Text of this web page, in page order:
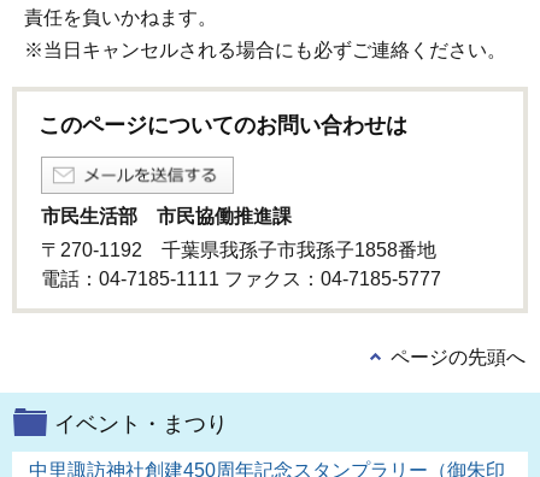
責任を負いかねます。
※当日キャンセルされる場合にも必ずご連絡ください。
このページについてのお問い合わせは
市民生活部 市民協働推進課
〒270-1192 千葉県我孫子市我孫子1858番地
電話：04-7185-1111 ファクス：04-7185-5777
ページの先頭へ
イベント・まつり
中里諏訪神社創建450周年記念スタンプラリー（御朱印